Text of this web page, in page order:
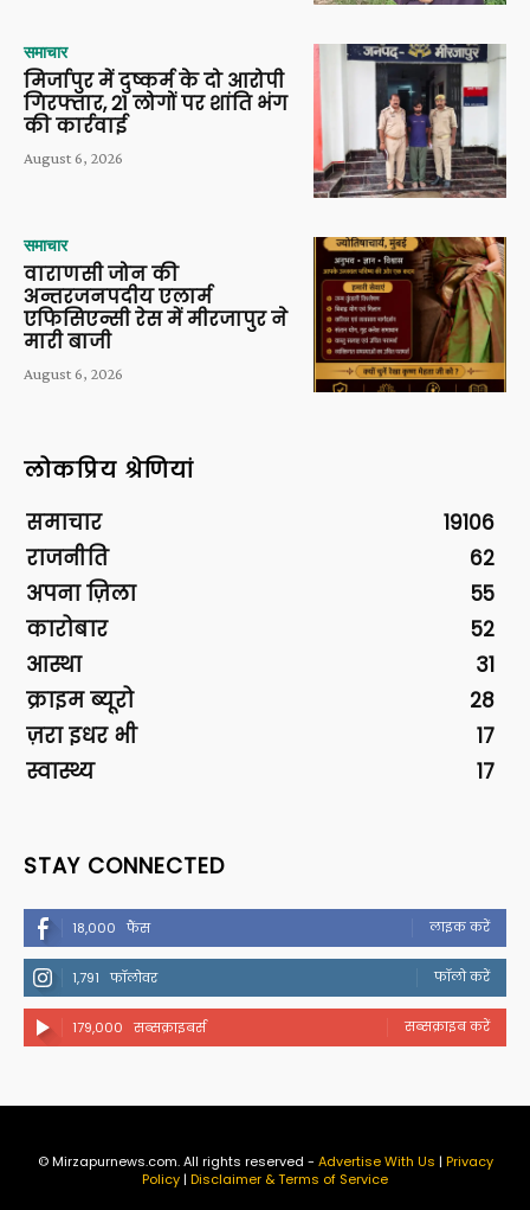
समाचार
मिर्जापुर में दुष्कर्म के दो आरोपी
गिरफ्तार, 21 लोगों पर शांति भंग
की कार्रवाई
August 6, 2026
समाचार
वाराणसी जोन की
अन्तरजनपदीय एलार्म
एफिसिएन्सी रेस में मीरजापुर ने
मारी बाजी
August 6, 2026
लोकप्रिय श्रेणियां
समाचार
19106
राजनीति
62
अपना ज़िला
55
कारोबार
52
आस्था
31
क्राइम ब्यूरो
28
ज़रा इधर भी
17
स्वास्थ्य
17
STAY CONNECTED
18,000 फैंस लाइक करें
1,791 फॉलोवर फॉलो करें
179,000 सब्सक्राइबर्स सब्सक्राइब करें
© Mirzapurnews.com. All rights reserved - Advertise With Us | Privacy
Policy| Disclaimer & Terms of Service